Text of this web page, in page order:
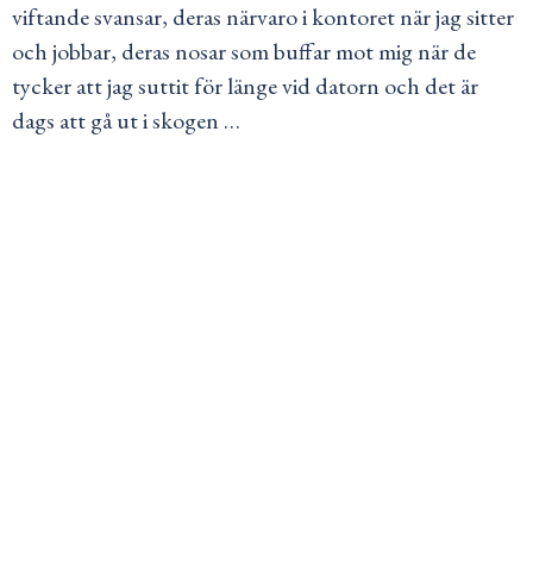
viftande svansar, deras närvaro i kontoret när jag sitter
och jobbar, deras nosar som buffar mot mig när de
tycker att jag suttit för länge vid datorn och det är
dags att gå ut i skogen …